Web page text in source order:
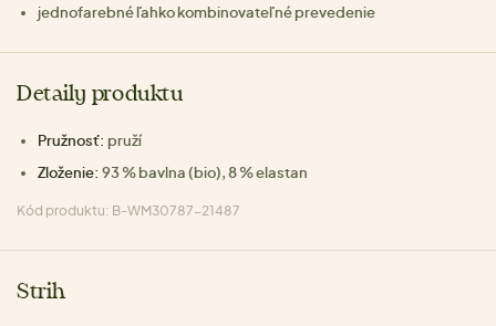
jednofarebné ľahko kombinovateľné prevedenie
Detaily produktu
Pružnosť: pruží
Zloženie: 93 % bavlna (bio), 8 % elastan
Kód produktu: B-WM30787-21487
Strih